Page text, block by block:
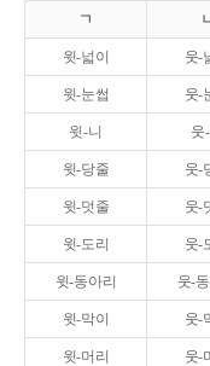
ㄱ
윗-넓이 웃-
윗-눈썹 웃-
윗-니 웃
윗-당줄 웃-
윗-덧줄 웃-
윗-도리 웃-
윗-동아리 웃-
윗-막이 웃-
윗-머리 웃-